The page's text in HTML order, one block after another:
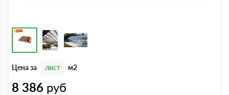
Цена за лист м2
8 386 руб